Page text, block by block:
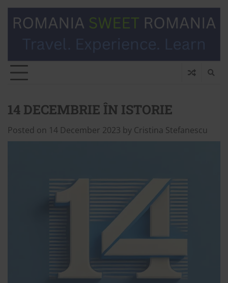
14 DECEMBRIE ÎN ISTORIE
Posted on 14 December 2023 by Cristina Stefanescu